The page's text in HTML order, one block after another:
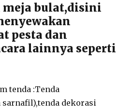
meja bulat,disini
pesta dan
lainnya seperti
tenda :Tenda
sarnafil),tenda dekorasi